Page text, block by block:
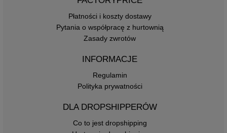
Płatności i koszty dostawy
Pytania o współpracę z hurtownią
Zasady zwrotów
INFORMACJE
Regulamin
Polityka prywatności
DLA DROPSHIPPERÓW
Co to jest dropshipping